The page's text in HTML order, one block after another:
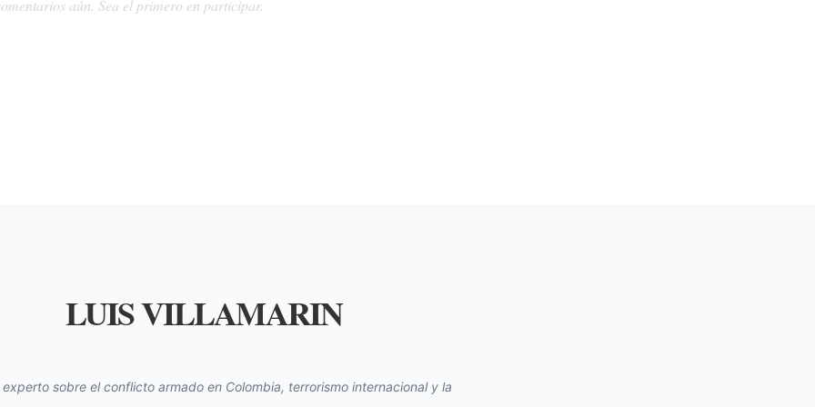
aún. Sea el primero en participar.
LUIS VILLAMARIN
experto sobre el conflicto armado en Colombia, terrorismo internacional y la